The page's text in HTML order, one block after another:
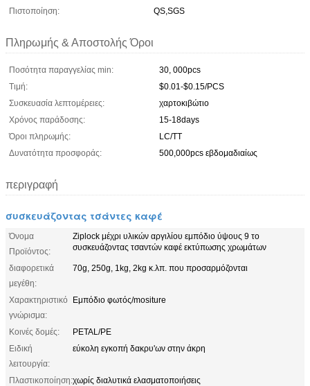
Πιστοποίηση:
QS,SGS
Πληρωμής & Αποστολής Όροι
Ποσότητα παραγγελίας min:
30, 000pcs
Τιμή:
$0.01-$0.15/PCS
Συσκευασία λεπτομέρειες:
χαρτοκιβώτιο
Χρόνος παράδοσης:
15-18days
Όροι πληρωμής:
LC/TT
Δυνατότητα προσφοράς:
500,000pcs εβδομαδιαίως
περιγραφή
συσκευάζοντας τσάντες καφέ
Όνομα
Προϊόντος:
Ziplock μέχρι υλικών αργιλίου εμπόδιο ύψους 9 το
συσκευάζοντας τσαντών καφέ εκτύπωσης χρωμάτων
διαφορετικά
μεγέθη:
70g, 250g, 1kg, 2kg κ.λπ. που προσαρμόζονται
Χαρακτηριστικό
γνώρισμα:
Εμπόδιο φωτός/mositure
Κοινές δομές:
PETAL/PE
Ειδική
λειτουργία:
εύκολη εγκοπή δακρυ'ων στην άκρη
Πλαστικοποίηση:χωρίς διαλυτικά ελασματοποιήσεις